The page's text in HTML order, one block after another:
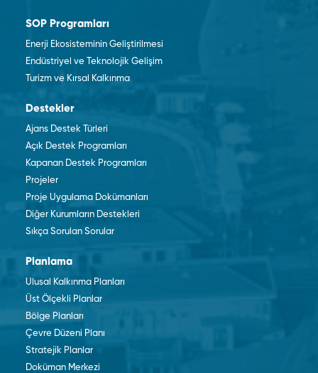
SOP Programları
Enerji Ekosisteminin Geliştirilmesi
Endüstriyel ve Teknolojik Gelişim
Turizm ve Kırsal Kalkınma
Destekler
Ajans Destek Türleri
Açık Destek Programları
Kapanan Destek Programları
Projeler
Proje Uygulama Dokümanları
Diğer Kurumların Destekleri
Sıkça Sorulan Sorular
Planlama
Ulusal Kalkınma Planları
Üst Ölçekli Planlar
Bölge Planları
Çevre Düzeni Planı
Stratejik Planlar
Doküman Merkezi